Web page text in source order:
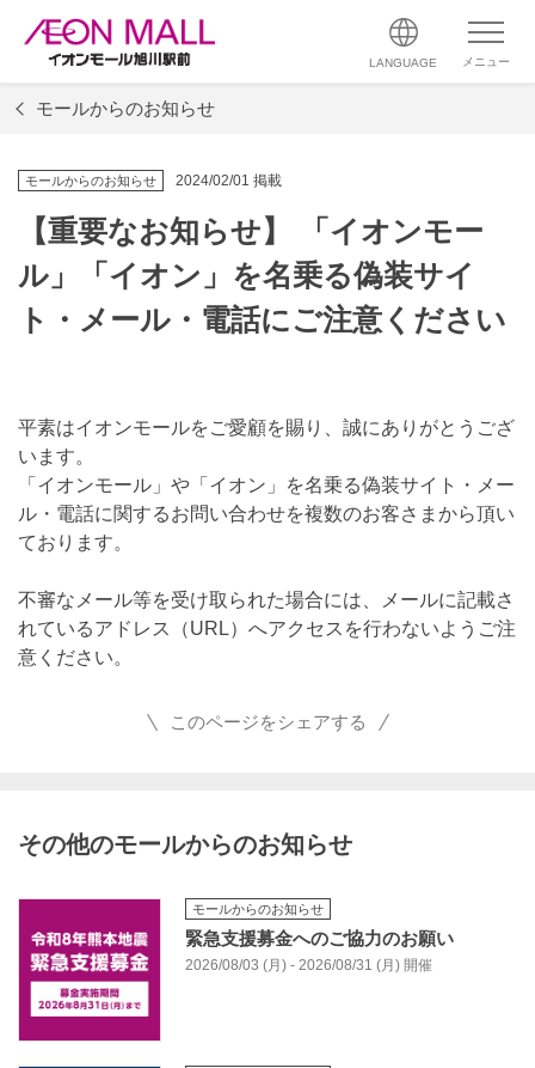
LANGUAGE メニュー
モールからのお知らせ
モールからのお知らせ 2024/02/01 掲載
【重要なお知らせ】 「イオンモー
ル」「イオン」を名乗る偽装サイ
ト・メール・電話にご注意ください
平素はイオンモールをご愛顧を賜り、誠にありがとうござ
います。
「イオンモール」や「イオン」を名乗る偽装サイト・メー
ル・電話に関するお問い合わせを複数のお客さまから頂い
ております。
不審なメール等を受け取られた場合には、メールに記載さ
れているアドレス（URL）へアクセスを行わないようご注
意ください。
このページをシェアする
その他のモールからのお知らせ
モールからのお知らせ
緊急支援募金へのご協力のお願い
2026/08/03 (月) - 2026/08/31 (月) 開催